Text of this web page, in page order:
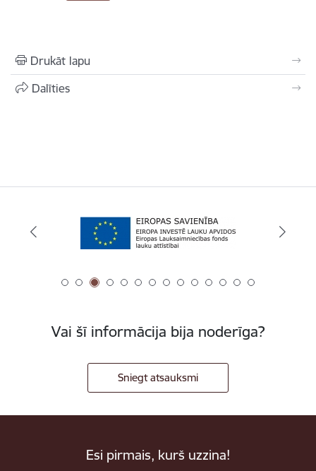
Drukāt lapu
Dalīties
Vai šī informācija bija noderīga?
Sniegt atsauksmi
Esi pirmais, kurš uzzina!